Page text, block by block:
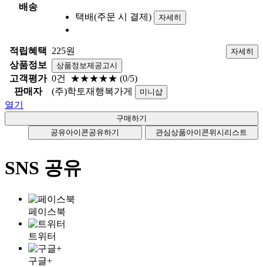
배송
택배(주문 시 결제)
자세히
적립혜택 225원 자세히
상품정보 상품정보제공고시
고객평가 0건 ★★★★★ (0/5)
판매자
(주)학토재행복가게 미니샵
열기
공유아이콘공유하기 관심상품아이콘위시리스트
SNS 공유
페이스북
트위터
구글+